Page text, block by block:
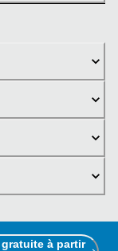
à partir